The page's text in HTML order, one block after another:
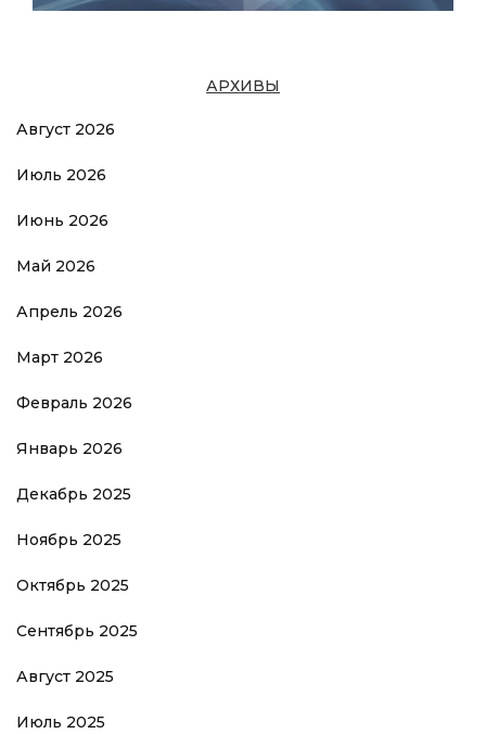
АРХИВЫ
Август 2026
Июль 2026
Июнь 2026
Май 2026
Апрель 2026
Март 2026
Февраль 2026
Январь 2026
Декабрь 2025
Ноябрь 2025
Октябрь 2025
Сентябрь 2025
Август 2025
Июль 2025